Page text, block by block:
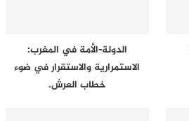
الدولة-الأمة في المغرب:
الاستمرارية والاستقرار في ضوء
خطاب العرش.